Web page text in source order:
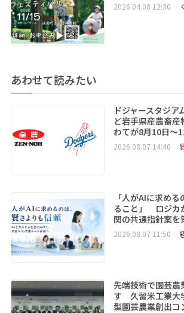
2026.04.08 12:30
あわせて読みたい
ドジャースタジア
ど岩手県産農畜
わてが8月10日～
2026.08.07 14:40
「人がAIに求め
ること」 ロジカ
関の共通指針案を
2026.08.07 11:50
先端技術で園芸
す 久留米工業大
型園芸農業創出コ